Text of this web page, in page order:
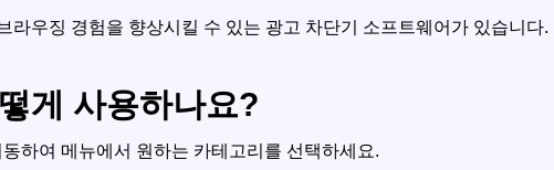
라우징 경험을 향상시킬 수 있는 광고 차단기 소프트웨어가 있습니다.
게 사용하나요?
하여 메뉴에서 원하는 카테고리를 선택하세요.